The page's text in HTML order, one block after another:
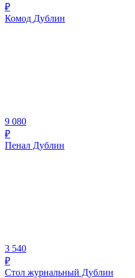
₽
Комод Дублин
9 080
₽
Пенал Дублин
3 540
₽
Стол журнальный Дублин